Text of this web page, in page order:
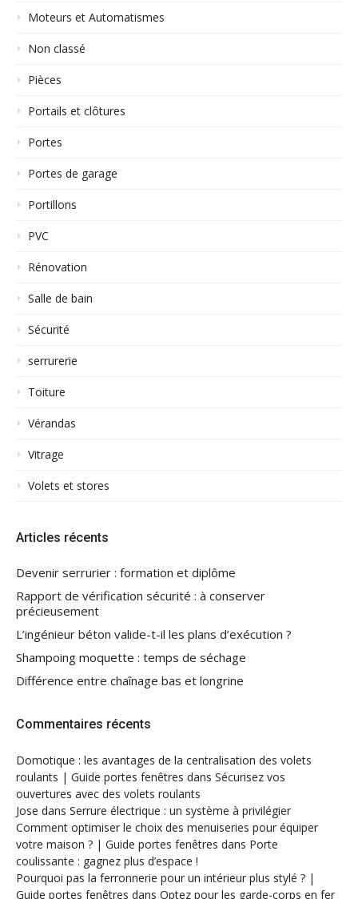
Moteurs et Automatismes
Non classé
Pièces
Portails et clôtures
Portes
Portes de garage
Portillons
PVC
Rénovation
Salle de bain
Sécurité
serrurerie
Toiture
Vérandas
Vitrage
Volets et stores
Articles récents
Devenir serrurier : formation et diplôme
Rapport de vérification sécurité : à conserver
précieusement
L’ingénieur béton valide-t-il les plans d’exécution ?
Shampoing moquette : temps de séchage
Différence entre chaînage bas et longrine
Commentaires récents
Domotique : les avantages de la centralisation des volets
roulants | Guide portes fenêtres dans Sécurisez vos
ouvertures avec des volets roulants
Jose dans Serrure électrique : un système à privilégier
Comment optimiser le choix des menuiseries pour équiper
votre maison ? | Guide portes fenêtres dans Porte
coulissante : gagnez plus d’espace !
Pourquoi pas la ferronnerie pour un intérieur plus stylé ? |
Guide portes fenêtres dans Optez pour les garde-corps en fer